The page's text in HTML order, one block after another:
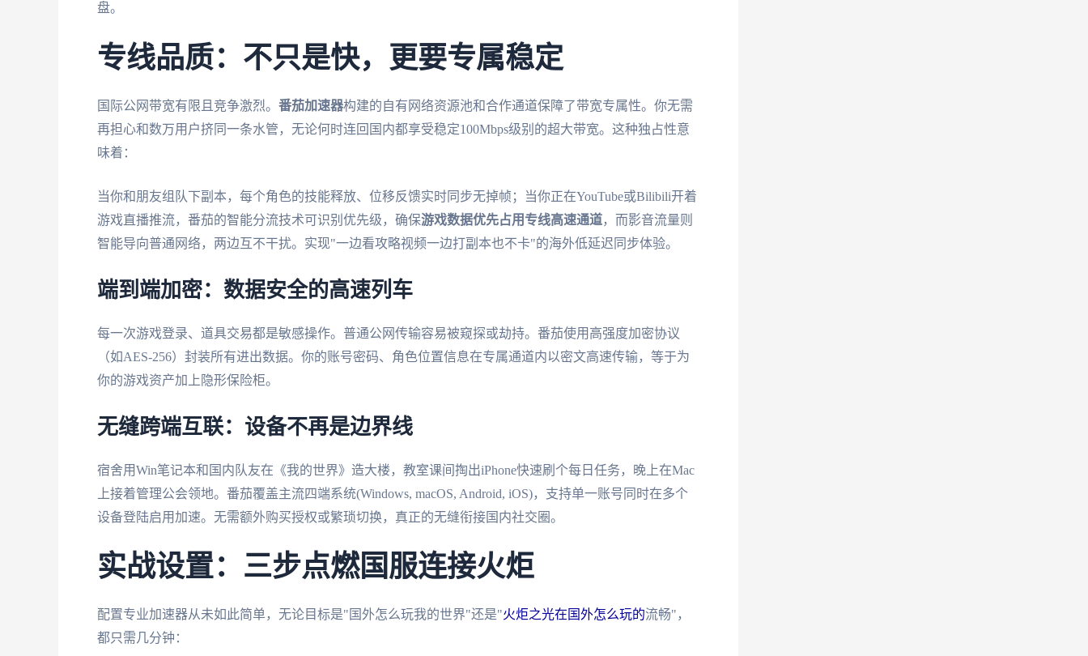
盘。
专线品质：不只是快，更要专属稳定
国际公网带宽有限且竞争激烈。 番茄加速器构建的自有网络资源池和合作通道保障了带宽专属性。你无需
再担心和数万用户挤同一条水管，无论何时连回国内都享受稳定100Mbps级别的超大带宽。这种独占性意
味着：
当你和朋友组队下副本，每个角色的技能释放、位移反馈实时同步无掉帧；当你正在YouTube或Bilibili开着
游戏直播推流，番茄的智能分流技术可识别优先级，确保游戏数据优先占用专线高速通道，而影音流量则
智能导向普通网络，两边互不干扰。实现"一边看攻略视频一边打副本也不卡"的海外低延迟同步体验。
端到端加密：数据安全的高速列车
每一次游戏登录、道具交易都是敏感操作。普通公网传输容易被窥探或劫持。番茄使用高强度加密协议
（如AES-256）封装所有进出数据。你的账号密码、角色位置信息在专属通道内以密文高速传输，等于为
你的游戏资产加上隐形保险柜。
无缝跨端互联：设备不再是边界线
宿舍用Win笔记本和国内队友在《我的世界》造大楼，教室课间掏出iPhone快速刷个每日任务，晚上在Mac
上接着管理公会领地。番茄覆盖主流四端系统(Windows, macOS, Android, iOS)，支持单一账号同时在多个
设备登陆启用加速。无需额外购买授权或繁琐切换，真正的无缝衔接国内社交圈。
实战设置：三步点燃国服连接火炬
配置专业加速器从未如此简单，无论目标是"国外怎么玩我的世界"还是"火炬之光在国外怎么玩的流畅"，
都只需几分钟：